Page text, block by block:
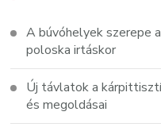
A búvóhelyek szerepe
poloska irtáskor
Új távlatok a
és megoldásai